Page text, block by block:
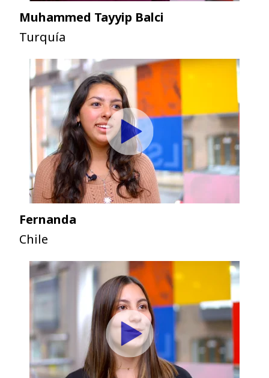
Muhammed Tayyip Balci
Turquía
Fernanda
Chile